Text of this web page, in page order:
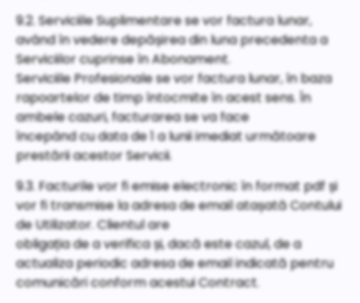
9.2. Serviciile Suplimentare se vor factura lunar,
având în vedere depășirea din luna precedenta a
Serviciilor cuprinse în Abonament.
Serviciile Profesionale se vor factura lunar, în baza
rapoartelor de timp întocmite în acest sens. În
ambele cazuri, facturarea se va face
începând cu data de 1 a lunii imediat următoare
prestării acestor Servicii.
9.3. Facturile vor fi emise electronic în format pdf și
vor fi transmise la adresa de email atașată Contului
de Utilizator. Clientul are
obligația de a verifica și, dacă este cazul, de a
actualiza periodic adresa de email indicată pentru
comunicări conform acestui Contract.